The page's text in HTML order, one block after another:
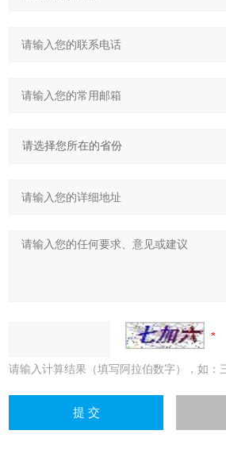
请输入计算结果（填写阿拉伯数字），如：